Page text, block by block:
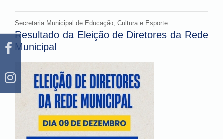
Secretaria Municipal de Educação, Cultura e Esporte
Resultado da Eleição de Diretores da Rede
Municipal